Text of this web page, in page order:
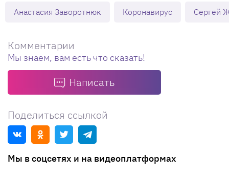
Анастасия Заворотнюк Коронавирус Сергей
Комментарии
Мы знаем, вам есть что сказать!
Написать
Поделиться ссылкой
Мы в соцсетях и на видеоплатформах